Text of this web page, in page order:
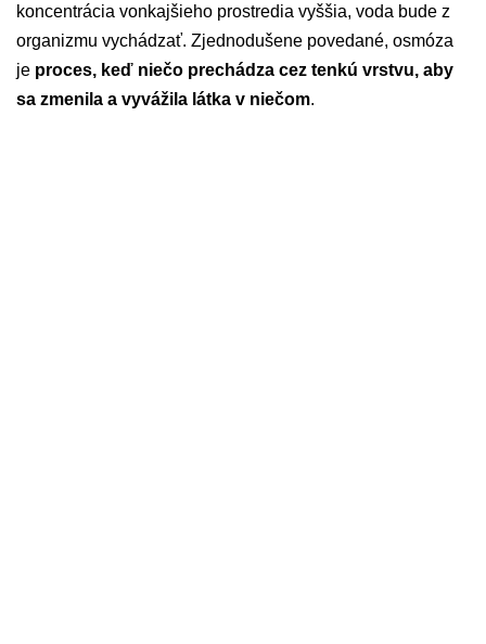
koncentrácia vonkajšieho prostredia vyššia, voda bude z
organizmu vychádzať. Zjednodušene povedané, osmóza
je proces, keď niečo prechádza cez tenkú vrstvu, aby
sa zmenila a vyvážila látka v niečom.